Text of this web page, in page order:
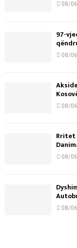
08/
97-
08/
08/
Rritet
08/
08/